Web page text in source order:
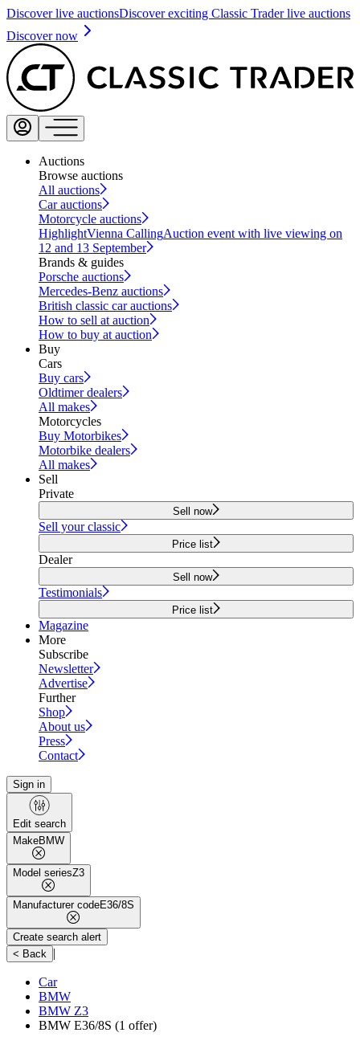
Discover live auctionsDiscover exciting Classic Trader live auctions
Discover now
Auctions
Browse auctions
All auctions
Car auctions
Motorcycle auctions
HighlightVienna CallingAuction event with live viewing on
12 and 13 September
Brands & guides
Porsche auctions
Mercedes-Benz auctions
British classic car auctions
How to sell at auction
How to buy at auction
Buy
Cars
Buy cars
Oldtimer dealers
All makes
Motorcycles
Buy Motorbikes
Motorbike dealers
All makes
Sell
Private
Sell now
Sell your classic
Price list
Dealer
Sell now
Testimonials
Price list
Magazine
More
Subscribe
Newsletter
Advertise
Further
Shop
About us
Press
Contact
Sign in
Edit search
MakeBMW
Model seriesZ3
Manufacturer codeE36/8S
Create search alert
< Back |
Car
BMW
BMW Z3
BMW E36/8S (1 offer)